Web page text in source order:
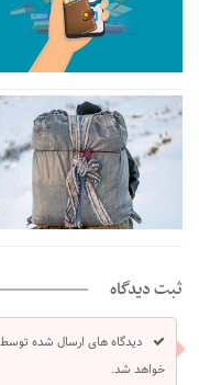
ثبت دیدگاه
دیدگاه های ارسال شده
خواهد شد.